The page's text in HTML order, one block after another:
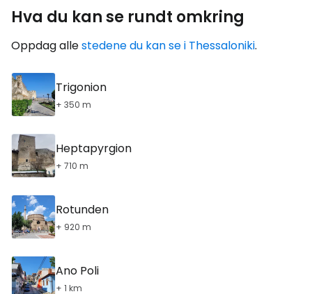
Hva du kan se rundt omkring
Oppdag allestedene du kan se i Thessaloniki.
Trigonion
+ 350 m
Heptapyrgion
+ 710 m
Rotunden
+ 920 m
Ano Poli
+ 1 km